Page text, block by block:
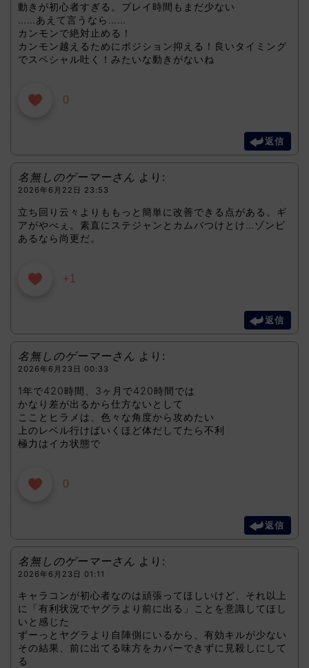
動きが初心者すぎる。プレイ時間もまだ少ない
……あえて言うなら……
カンモンで絶対止める！
カンモン越えるためにポジション抑える！良いタイミング
でスペシャル吐く！みたいな動きがないね
0
返信
名無しのゲーマーさん より:
2026年6月22日 23:53
立ち回り云々よりももっと簡単に改善できる点がある。ギ
アがやべぇ。素直にステジャンとカムバつけとけ…ゾンビ
あるなら尚更だ。
+1
返信
名無しのゲーマーさん より:
2026年6月23日 00:33
1年で420時間、3ヶ月で420時間では
かなり差が出るから仕方ないとして
こことヒラメは、色々な角度から攻めたい
上のレベル行けばいくほど体だしてたら不利
極力はイカ状態で
0
返信
名無しのゲーマーさん より:
2026年6月23日 01:11
キャラコンが初心者なのは頑張ってほしいけど、それ以上
に「有利状況でヤグラより前に出る」ことを意識してほし
いと感じた
ずーっとヤグラより自陣側にいるから、有効キルが少ない
その結果、前に出てる味方をカバーできずに見殺しにして
る